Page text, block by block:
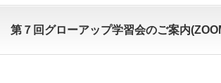
第７回グローアップ学習会のご案内